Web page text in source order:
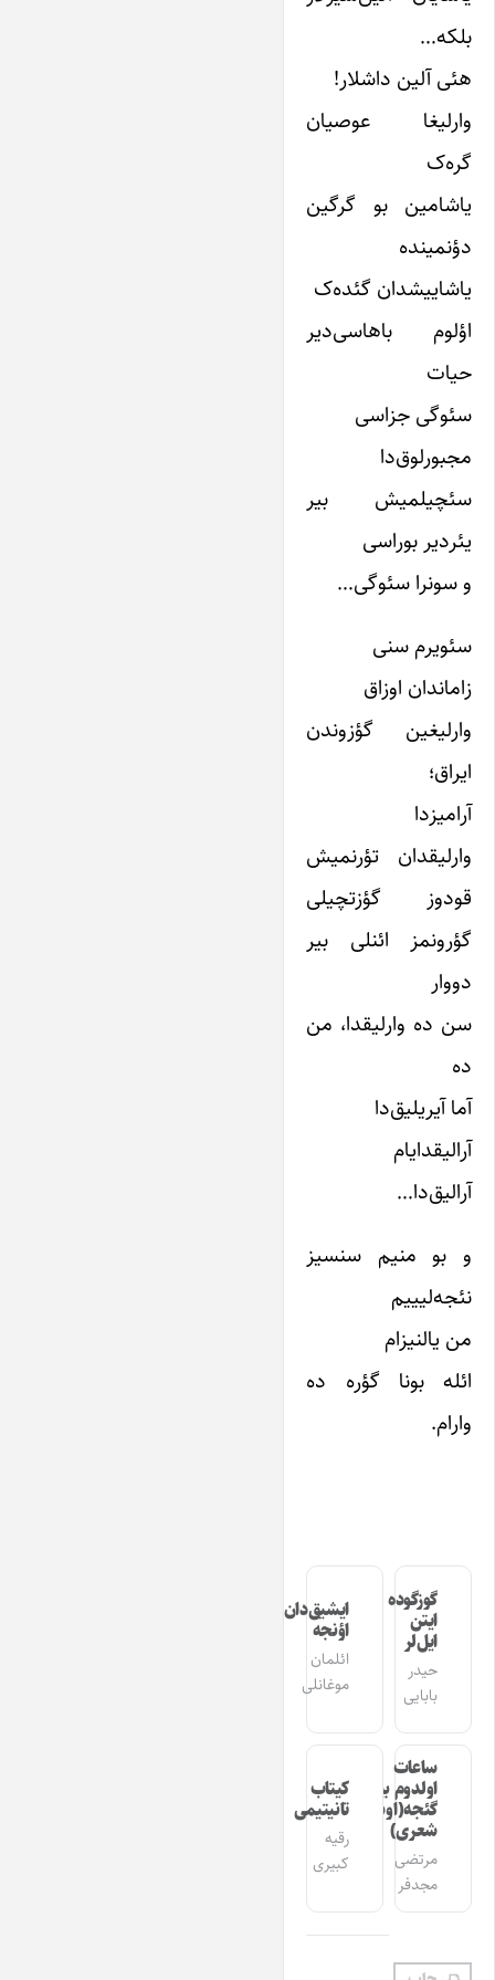
بلکه…
هئی آلین داشلار!
وارلیغا عوصیان
گره‌ک
یاشامین بو گرگین
دؤنمینده
یاشاییشدان گئده‌ک
اؤلوم باهاسی‌دیر
حیات
سئوگی جزاسی
مجبورلوق‌دا
سئچیلمیش بیر
یئردیر بوراسی
و سونرا سئوگی…
سئویرم سنی
زاماندان اوزاق
وارلیغین گؤزوندن
ایراق؛
آرامیزدا
وارلیقدان تؤرنمیش
قودوز گؤزتچیلی
گؤرونمز ائنلی بیر
دووار
سن ده وارلیقدا، من
ده
آما آیریلیق‌دا
آرالیقدایام
آرالیق‌دا…
و بو منیم سنسیز
نئجه‌لیییم
من یالنیزام
ائله بونا گؤره ده
وارام.
گوزگوده
ایتن
ایل‌لر
حیدر
بابایی
ایشیق‌دان
اؤنجه
ائلمان
موغانلی
ساعات
اولدوم بیر
گئجه(اوشاق
شعری)
مرتضی
مجدفر
کیتاب
تانیتیمی
رقیه
کبیری